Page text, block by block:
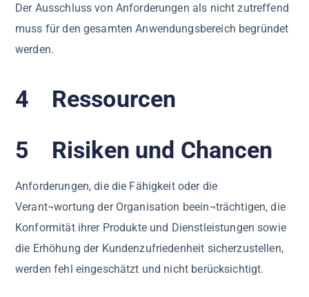
Der Ausschluss von Anforderungen als nicht zutreffend
muss für den gesamten Anwendungsbereich begründet
werden.
4 Ressourcen
5 Risiken und Chancen
Anforderungen, die die Fähigkeit oder die
Verant¬wortung der Organisation beein¬trächtigen, die
Konformität ihrer Produkte und Dienstleistungen sowie
die Erhöhung der Kundenzufriedenheit sicherzustellen,
werden fehl eingeschätzt und nicht berücksichtigt.